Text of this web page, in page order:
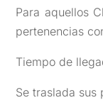
Para aquellos
pertenencias
Tiempo de
Se traslada sus